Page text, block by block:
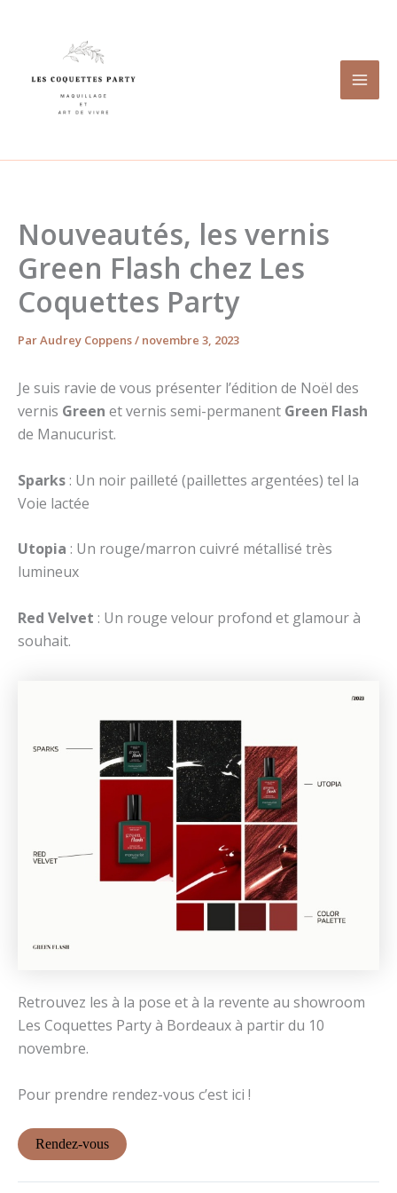
Nouveautés, les vernis
Green Flash chez Les
Coquettes Party
ParAudrey Coppens/ novembre 3, 2023
Je suis ravie de vous présenter l’édition de Noël des
vernis Green et vernis semi-permanent Green Flash
de Manucurist.
Sparks : Un noir pailleté (paillettes argentées) tel la
Voie lactée
Utopia : Un rouge/marron cuivré métallisé très
lumineux
Red Velvet : Un rouge velour profond et glamour à
souhait.
Retrouvez les à la pose et à la revente au showroom
Les Coquettes Party à Bordeaux à partir du 10
novembre.
Pour prendre rendez-vous c’est ici !
Rendez-vous